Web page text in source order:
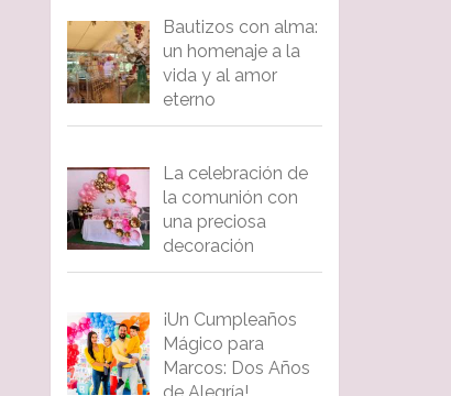
Bautizos con alma:
un homenaje a la
vida y al amor
eterno
La celebración de
la comunión con
una preciosa
decoración
¡Un Cumpleaños
Mágico para
Marcos: Dos Años
de Alegría!